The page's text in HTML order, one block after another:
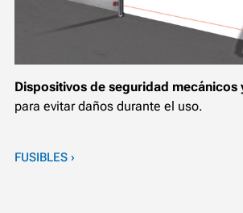
Dispositivos de seguridad mecánicos
para evitar daños durante el uso.
FUSIBLES ›